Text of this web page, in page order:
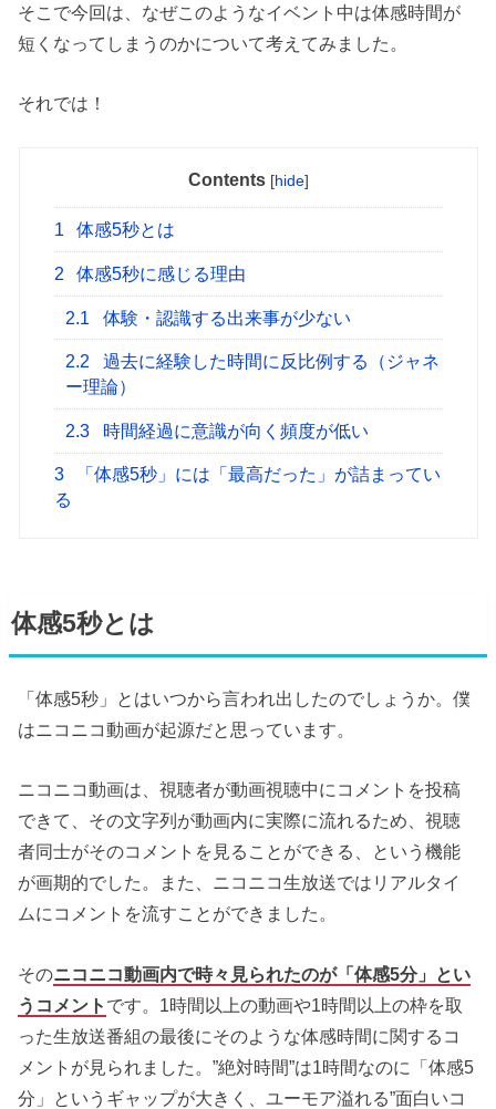
そこで今回は、なぜこのようなイベント中は体感時間が
短くなってしまうのかについて考えてみました。
それでは！
Contents [hide]
1 体感5秒とは
2 体感5秒に感じる理由
2.1 体験・認識する出来事が少ない
2.2
過去に経験した時間に反比例する（ジャネ
ー理論）
2.3 時間経過に意識が向く頻度が低い
3
「体感5秒」には「最高だった」が詰まってい
る
体感5秒とは
「体感5秒」とはいつから言われ出したのでしょうか。僕
はニコニコ動画が起源だと思っています。
ニコニコ動画は、視聴者が動画視聴中にコメントを投稿
できて、その文字列が動画内に実際に流れるため、視聴
者同士がそのコメントを見ることができる、という機能
が画期的でした。また、ニコニコ生放送ではリアルタイ
ムにコメントを流すことができました。
そのニコニコ動画内で時々見られたのが「体感5分」とい
うコメント です。1時間以上の動画や1時間以上の枠を取
った生放送番組の最後にそのような体感時間に関するコ
メントが見られました。”絶対時間”は1時間なのに「体感5
分」というギャップが大きく、ユーモア溢れる”面白いコ